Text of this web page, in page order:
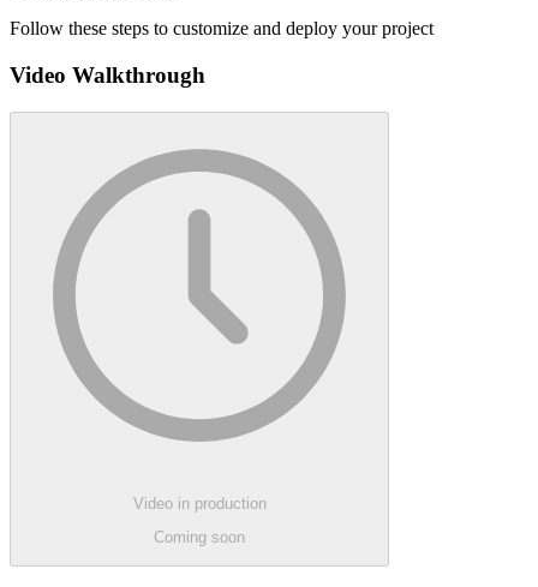
Follow these steps to customize and deploy your project
Video Walkthrough
Video in production
Coming soon